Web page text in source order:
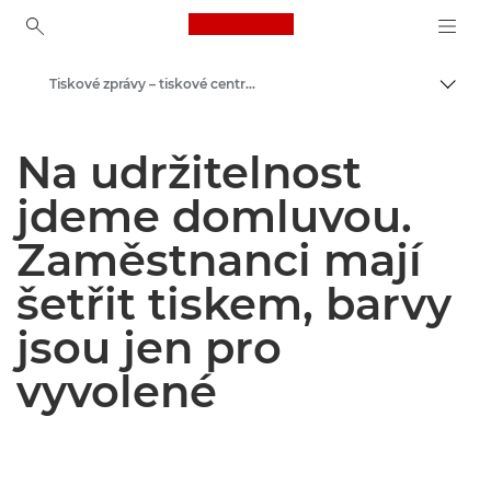
Canon Logo, back to
Tiskové centrum
Tiskové zprávy – tiskové centrum Canon
Na udržitelnost
jdeme domluvou.
Zaměstnanci mají
šetřit tiskem, barvy
jsou jen pro
vyvolené